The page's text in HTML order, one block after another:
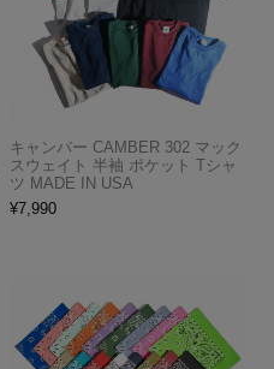
キャンバー CAMBER 302 マック
スウェイト 半袖 ポケット Tシャ
ツ MADE IN USA
¥7,990